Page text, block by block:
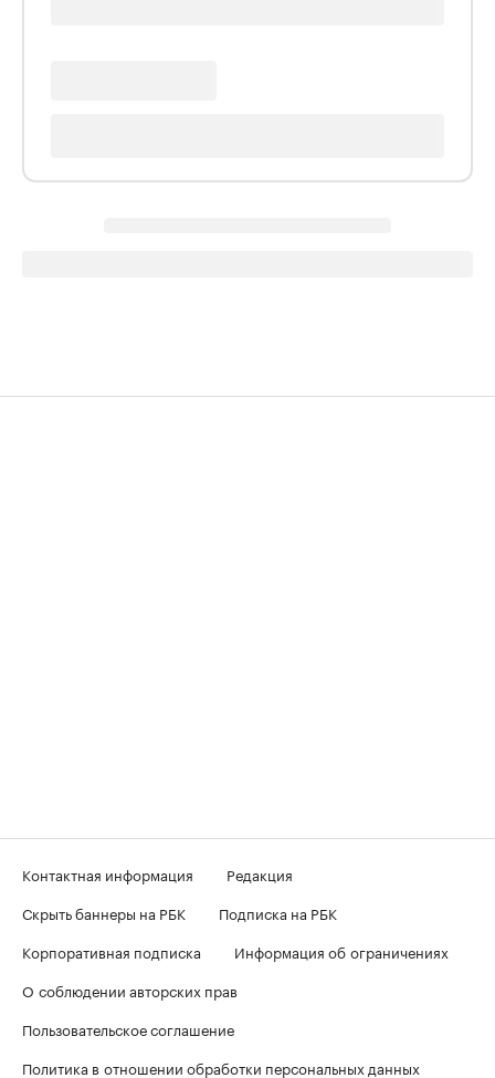
Контактная информация
Редакция
Скрыть баннеры на РБК
Подписка на РБК
Корпоративная подписка
Информация об ограничениях
О соблюдении авторских прав
Пользовательское соглашение
Политика в отношении обработки персональных данных